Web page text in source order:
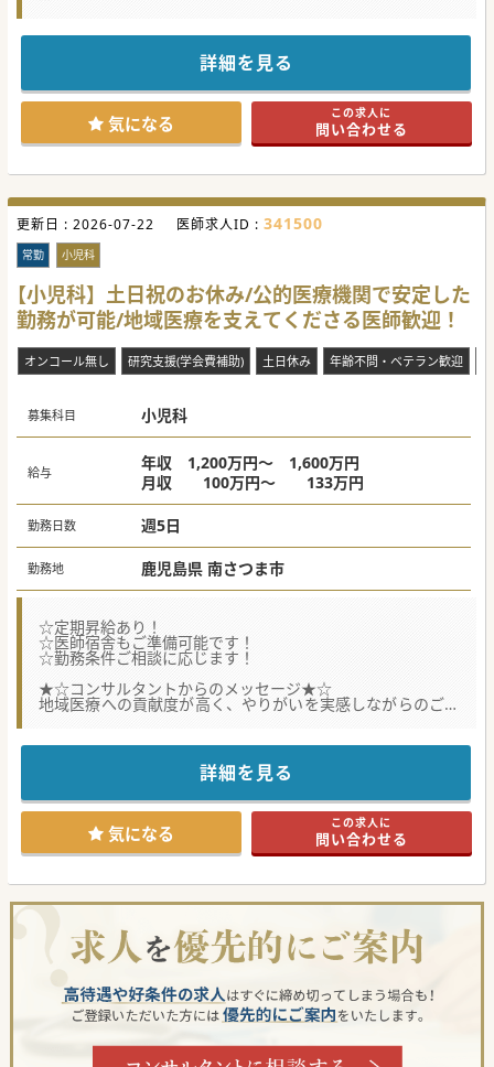
る重心施設より、
病棟管理を対応いただける小児科医師の募集です。
お盆休みやリフレッシュ休暇もございますので、家族や自分
の時間を確保しできる環境です。
また、救急や手術なしの落ち着いた勤務環境で、無理のない
勤務ペースで長く働けます。
少しでもご興味がございましたら、お気軽にお問合せくださ
い。
#秋入職可
詳細を見る
気になる この求人に
問い合わせる
更新日 : 2026-07-22 医師求人ID : 341500
常勤 小児科
【小児科】土日祝のお休み/公的医療機関で安定した
勤務が可能/地域医療を支えてくださる医師歓迎！
オンコール無し 研究支援(学会費補助) 土日休み 年齢不問・ベテラン歓迎
募集科目 小児科
給与
年収 1,200万円～ 1,600万円
月収 100万円～ 133万円
勤務日数 週5日
勤務地 鹿児島県 南さつま市
☆定期昇給あり！
☆医師宿舎もご準備可能です！
☆勤務条件ご相談に応じます！
★☆コンサルタントからのメッセージ★☆
地域医療への貢献度が高く、やりがいを実感しながらのご勤
務可能です！
まずはご相談ください！
詳細を見る
気になる この求人に
問い合わせる